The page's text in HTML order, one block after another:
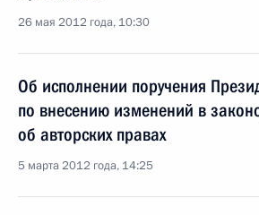
26 мая 2012 года, 10:30
Об исполнении поручения
по внесению изменений в
об авторских правах
5 марта 2012 года, 14:25